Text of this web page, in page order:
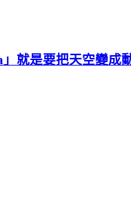
就是要把天空變成